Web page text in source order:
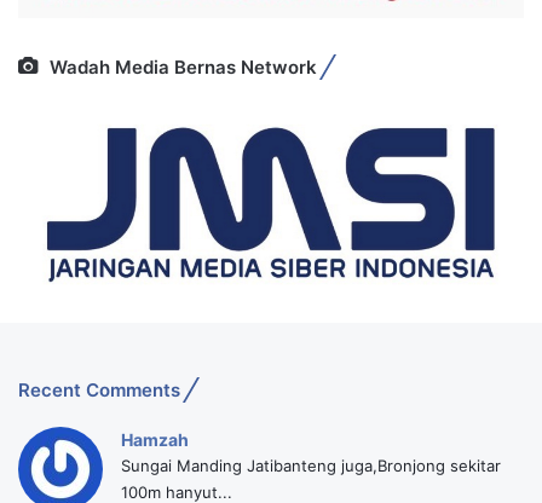
Wadah Media Bernas Network
Recent Comments
Hamzah
Sungai Manding Jatibanteng juga,Bronjong sekitar
100m hanyut...